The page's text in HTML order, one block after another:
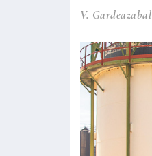
V. Gardeazabal